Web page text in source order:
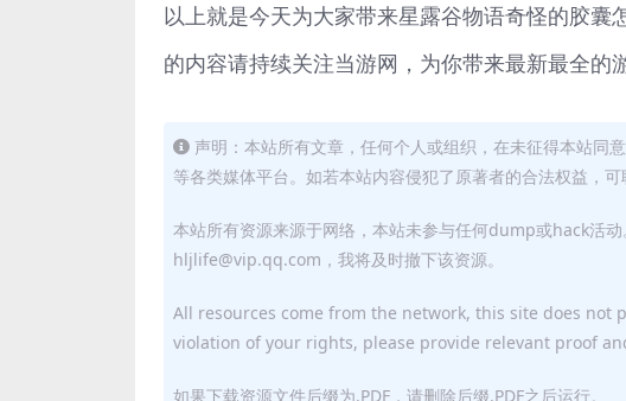
以上就是今天为大家带来星露谷物语奇怪的胶
的内容请持续关注当游网，为你带来最新最全的
声明：本站所有文章，任何个人或组织，在未征得本站同
等各类媒体平台。如若本站内容侵犯了原著者的合法权益，
本站所有资源来源于网络，本站未参与任何dump或hack活
hljlife@vip.qq.com，我将及时撤下该资源。
All resources come from the network, this site does
violation of your rights, please provide relevant proof
如果下载资源文件后缀为.PDF，请删除后缀.PDF之后运行。